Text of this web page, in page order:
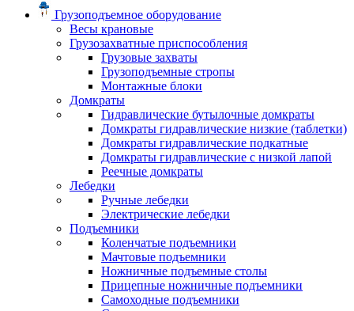
Грузоподъемное оборудование
Весы крановые
Грузозахватные приспособления
Грузовые захваты
Грузоподъемные стропы
Монтажные блоки
Домкраты
Гидравлические бутылочные домкраты
Домкраты гидравлические низкие (таблетки)
Домкраты гидравлические подкатные
Домкраты гидравлические с низкой лапой
Реечные домкраты
Лебедки
Ручные лебедки
Электрические лебедки
Подъемники
Коленчатые подъемники
Мачтовые подъемники
Ножничные подъемные столы
Прицепные ножничные подъемники
Самоходные подъемники